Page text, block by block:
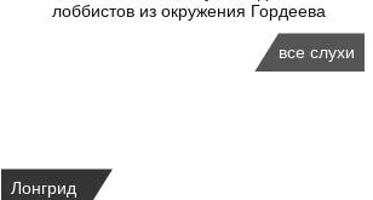
лоббистов из окружения Гордеева
все слухи
Лонгрид